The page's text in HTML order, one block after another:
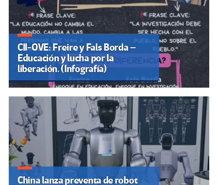
CII-OVE: Freire y Fals Borda –
Educación y lucha por la
liberación. (Infografía)
China lanza preventa de robot